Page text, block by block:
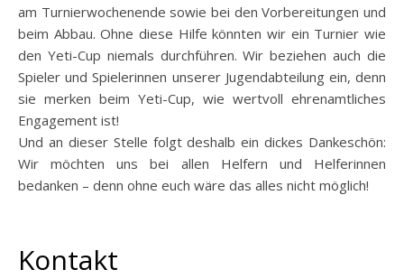
am Turnierwochenende sowie bei den Vorbereitungen und
beim Abbau. Ohne diese Hilfe könnten wir ein Turnier wie
den Yeti-Cup niemals durchführen. Wir beziehen auch die
Spieler und Spielerinnen unserer Jugendabteilung ein, denn
sie merken beim Yeti-Cup, wie wertvoll ehrenamtliches
Engagement ist!
Und an dieser Stelle folgt deshalb ein dickes Dankeschön:
Wir möchten uns bei allen Helfern und Helferinnen
bedanken – denn ohne euch wäre das alles nicht möglich!
Kontakt